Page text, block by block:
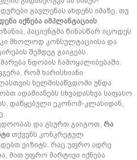
გავლენას ახდენს იმაზე, თუ
იქნება იმპლანტაციის
პაციენტმა წინასწარ იცოდეს
მხოლოდ კონსულტაციისა და
შემდეგ გაიგებს.
ნდობის ჩამოყალიბებაში.
რომ ხარისხიანი
ხელმისაწვდომი უნდა
ადამიანებს სხვადასხვა საფასო
დაწყებული ეკონომ-კლასიდან,
და გსურთ გაიგოთ, რა
თქვენს კონკრეტულ
ვიზიტს. რაც უფრო ადრე
მით უფრო მარტივი იქნება